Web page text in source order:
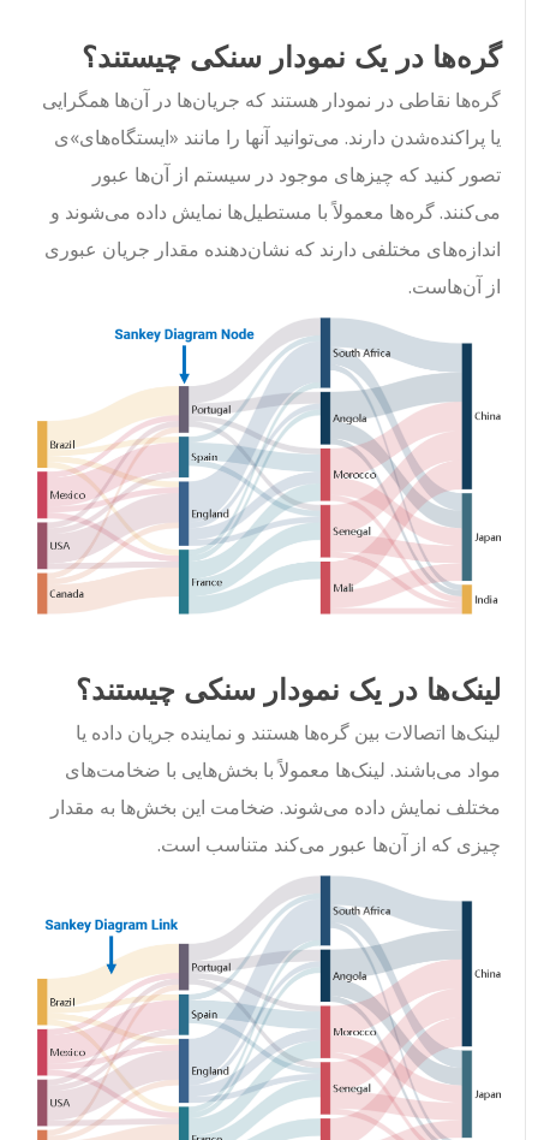
گره‌ها در یک نمودار سنکی چیستند؟
گره‌ها نقاطی در نمودار هستند که جریان‌ها در آن‌ها همگرایی
یا پراکنده‌شدن دارند. می‌توانید آنها را مانند «ایستگاه‌های»ی
تصور کنید که چیزهای موجود در سیستم از آن‌ها عبور
می‌کنند. گره‌ها معمولاً با مستطیل‌ها نمایش داده می‌شوند و
اندازه‌های مختلفی دارند که نشان‌دهنده مقدار جریان عبوری
از آن‌هاست.
لینک‌ها در یک نمودار سنکی چیستند؟
لینک‌ها اتصالات بین گره‌ها هستند و نماینده جریان داده یا
مواد می‌باشند. لینک‌ها معمولاً با بخش‌هایی با ضخامت‌های
مختلف نمایش داده می‌شوند. ضخامت این بخش‌ها به مقدار
چیزی که از آن‌ها عبور می‌کند متناسب است.